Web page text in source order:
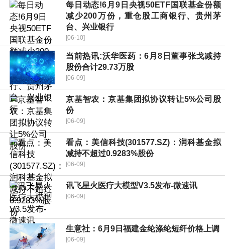
每日动态!6月9日央视50ETF国联基金份额
减少200万份，重仓股工商银行、贵州茅
台、兴业银行
[06-10]
当前热讯:沃华医药：6月8日董事张戈减持
股份合计29.73万股
[06-09]
京基智农：京基集团拟协议转让5%公司股
份
[06-09]
看点：美信科技(301577.SZ)：润科基金拟
减持不超过0.9283%股份
[06-09]
讯飞星火医疗大模型V3.5发布-微速讯
[06-09]
生意社：6月9日福建金纶涤纶短纤价格上调
[06-09]